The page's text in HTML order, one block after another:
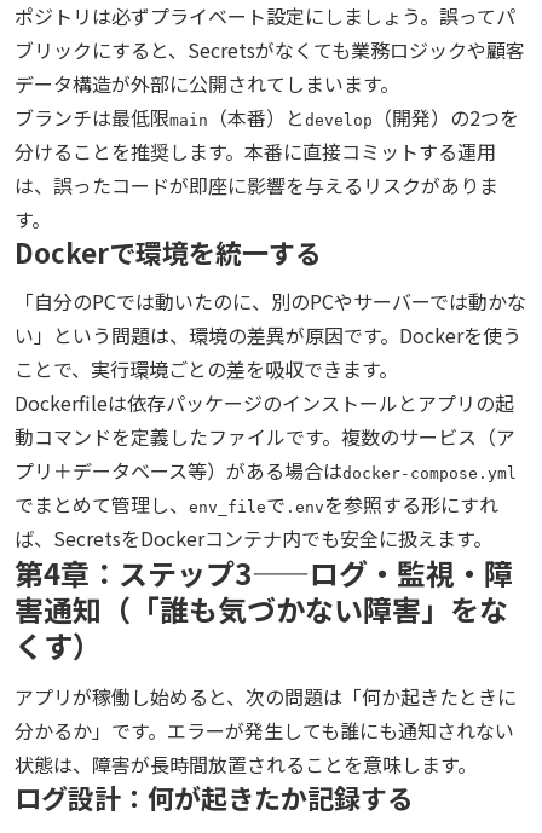
ポジトリは必ずプライベート設定にしましょう。誤ってパ
ブリックにすると、Secretsがなくても業務ロジックや顧客
データ構造が外部に公開されてしまいます。
ブランチは最低限main （本番）と develop
（開発）の2つを
分けることを推奨します。本番に直接コミットする運用
は、誤ったコードが即座に影響を与えるリスクがありま
す。
Dockerで環境を統一する
「自分のPCでは動いたのに、別のPCやサーバーでは動かな
い」という問題は、環境の差異が原因です。Dockerを使う
ことで、実行環境ごとの差を吸収できます。
Dockerfileは依存パッケージのインストールとアプリの起
動コマンドを定義したファイルです。複数のサービス（ア
プリ＋データベース等）がある場合はdocker-compose.yml
でまとめて管理し、 env_fileで .envを参照する形にすれ
ば、SecretsをDockerコンテナ内でも安全に扱えます。
第4章：ステップ3——ログ・監視・障
害通知（「誰も気づかない障害」をな
くす）
アプリが稼働し始めると、次の問題は「何か起きたときに
分かるか」です。エラーが発生しても誰にも通知されない
状態は、障害が長時間放置されることを意味します。
ログ設計：何が起きたか記録する